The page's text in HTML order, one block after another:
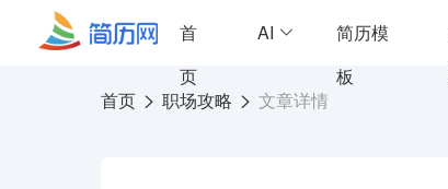
首
页
AI
简历模
板
首页 职场攻略 文章详情